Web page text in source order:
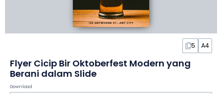
5 A4
Flyer Cicip Bir Oktoberfest Modern yang
Berani dalam Slide
Download